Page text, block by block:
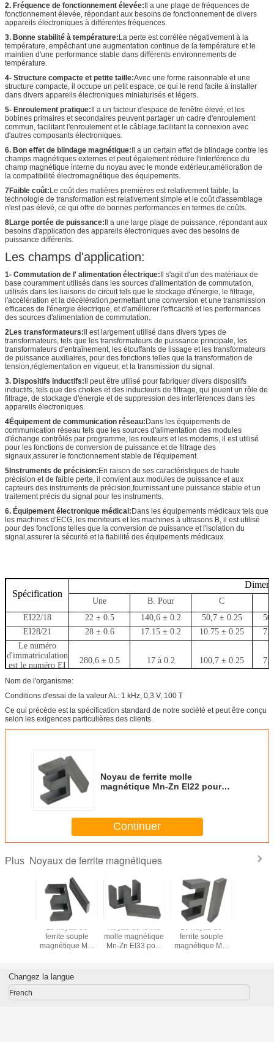
2. Fréquence de fonctionnement élevée:Il a une plage de fréquences de
fonctionnement élevée, répondant aux besoins de fonctionnement de divers
appareils électroniques à différentes fréquences.
3. Bonne stabilité à température:La perte est corrélée négativement à la
température, empêchant une augmentation continue de la température et le
maintien d'une performance stable dans différents environnements de
température.
4- Structure compacte et petite taille:Avec une forme raisonnable et une
structure compacte, il occupe un petit espace, ce qui le rend facile à installer
dans divers appareils électroniques miniaturisés et légers.
5- Enroulement pratique:Il a un facteur d'espace de fenêtre élevé, et les
bobines primaires et secondaires peuvent partager un cadre d'enroulement
commun, facilitant l'enroulement et le câblage.facilitant la connexion avec
d'autres composants électroniques.
6. Bon effet de blindage magnétique:Il a un certain effet de blindage contre les
champs magnétiques externes et peut également réduire l'interférence du
champ magnétique interne du noyau avec le monde extérieur.amélioration de
la compatibilité électromagnétique des équipements.
7Faible coût:Le coût des matières premières est relativement faible, la
technologie de transformation est relativement simple et le coût d'assemblage
n'est pas élevé, ce qui offre de bonnes performances en termes de coûts.
8Large portée de puissance:Il a une large plage de puissance, répondant aux
besoins d'application des appareils électroniques avec des besoins de
puissance différents.
Les champs d'application:
1- Commutation de l' alimentation électrique:Il s'agit d'un des matériaux de
base couramment utilisés dans les sources d'alimentation de commutation,
utilisés dans les liaisons de circuit tels que le stockage d'énergie, le filtrage,
l'accélération et la décélération,permettant une conversion et une transmission
efficaces de l'énergie électrique, et d'améliorer l'efficacité et les performances
des sources d'alimentation de commutation.
2Les transformateurs:Il est largement utilisé dans divers types de
transformateurs, tels que les transformateurs de puissance principale, les
transformateurs d'entraînement, les étouffants de lissage et les transformateurs
de puissance auxiliaires, pour des fonctions telles que la transformation de
tension,réglementation en vigueur, et la transmission du signal.
3. Dispositifs inductifs:Il peut être utilisé pour fabriquer divers dispositifs
inductifs, tels que des chokes et des inducteurs de filtrage, qui jouent un rôle de
filtrage, de stockage d'énergie et de suppression des interférences dans les
appareils électroniques.
4Équipement de communication réseau:Dans les équipements de
communication réseau tels que les sources d'alimentation des modules
d'échange contrôlés par programme, les routeurs et les modems, il est utilisé
pour les fonctions de conversion de puissance et de filtrage des
signaux,assurer le fonctionnement stable de l'équipement.
5Instruments de précision:En raison de ses caractéristiques de haute
précision et de faible perte, il convient aux modules de puissance et aux
capteurs des instruments de précision,fournissant une puissance stable et un
traitement précis du signal pour les instruments.
6. Équipement électronique médical:Dans les équipements médicaux tels que
les machines d'ECG, les moniteurs et les machines à ultrasons B, il est utilisé
pour des fonctions telles que la conversion de puissance et l'isolation du
signal,assurer la sécurité et la fiabilité des équipements médicaux.
Spécification
Une B. Pour
C
EI22/18
22 ± 0.5 140,6 ± 0.2 50,7 ± 0.25
EI28/21
28 ± 0.6 17.15 ± 0.2 10.75 ± 0.25
Le numéro
d'immatriculation
est le numéro EI
280,6 ± 0.5 17 à 0.2 100,7 ± 0.25
Nom de l'organisme:
Conditions d'essai de la valeur AL: 1 kHz, 0,3 V, 100 T
Ce qui précède est la spécification standard de notre société et peut être conçu
selon les exigences particulières des clients.
Noyau de ferrite molle
magnétique Mn-Zn EI22 pour
Continuer
Plus Noyaux de ferrite magnétiques
Le noyau de
ferrite souple
magnétique Mn-
Noyau de ferrite
molle magnétique
Mn-Zn EI33 pour
Le noyau de
ferrite souple
magnétique Mn-
Changez la langue
French